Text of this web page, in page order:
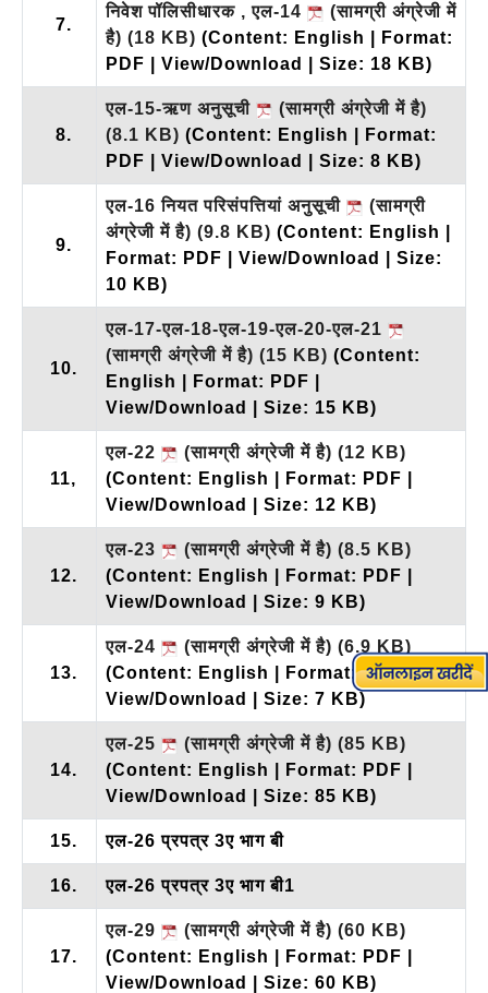
7.
निवेश पॉलिसीधारक , एल-14
(सामग्री अंग्रेजी में
है) (18 KB) (Content: English | Format:
PDF | View/Download | Size: 18 KB)
8.
एल-15-ऋण अनुसूची
(सामग्री अंग्रेजी में है)
(8.1 KB) (Content: English | Format:
PDF | View/Download | Size: 8 KB)
9.
एल-16 नियत परिसंपत्तियां अनुसूची
(सामग्री
अंग्रेजी में है) (9.8 KB) (Content: English |
Format: PDF | View/Download | Size:
10 KB)
10.
एल-17-एल-18-एल-19-एल-20-एल-21
(सामग्री अंग्रेजी में है) (15 KB) (Content:
English | Format: PDF |
View/Download | Size: 15 KB)
11,
एल-22 (सामग्री अंग्रेजी में है) (12 KB)
(Content: English | Format: PDF |
View/Download | Size: 12 KB)
12.
एल-23 (सामग्री अंग्रेजी में है) (8.5 KB)
(Content: English | Format: PDF |
View/Download | Size: 9 KB)
13.
एल-24 (सामग्री अंग्रेजी में है) (6.9 KB)
(Content: English | Format: PDF |
View/Download | Size: 7 KB)
14.
एल-25 (सामग्री अंग्रेजी में है) (85 KB)
(Content: English | Format: PDF |
View/Download | Size: 85 KB)
15. एल-26 प्रपत्र 3ए भाग बी
16. एल-26 प्रपत्र 3ए भाग बी1
17.
एल-29 (सामग्री अंग्रेजी में है) (60 KB)
(Content: English | Format: PDF |
View/Download | Size: 60 KB)